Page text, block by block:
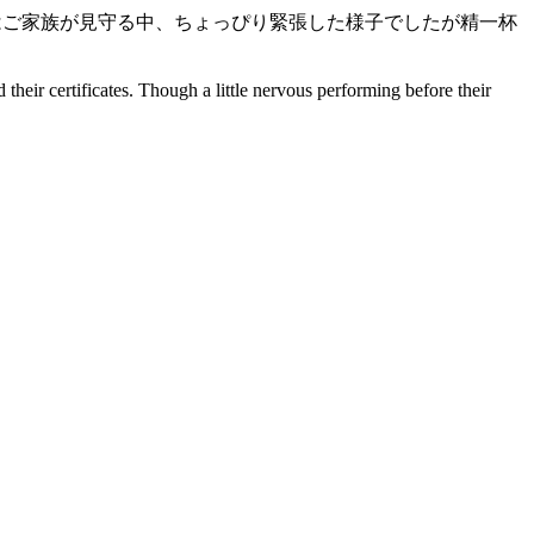
家族が見守る中、ちょっぴり緊張した様子でしたが精一杯
their certificates. Though a little nervous performing before their